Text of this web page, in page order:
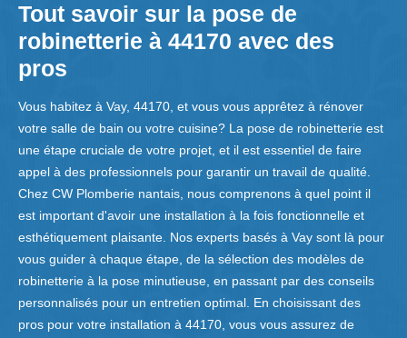
Tout savoir sur la pose de
robinetterie à 44170 avec des
pros
Vous habitez à Vay, 44170, et vous vous apprêtez à rénover
votre salle de bain ou votre cuisine? La pose de robinetterie est
une étape cruciale de votre projet, et il est essentiel de faire
appel à des professionnels pour garantir un travail de qualité.
Chez CW Plomberie nantais, nous comprenons à quel point il
est important d'avoir une installation à la fois fonctionnelle et
esthétiquement plaisante. Nos experts basés à Vay sont là pour
vous guider à chaque étape, de la sélection des modèles de
robinetterie à la pose minutieuse, en passant par des conseils
personnalisés pour un entretien optimal. En choisissant des
pros pour votre installation à 44170, vous vous assurez de